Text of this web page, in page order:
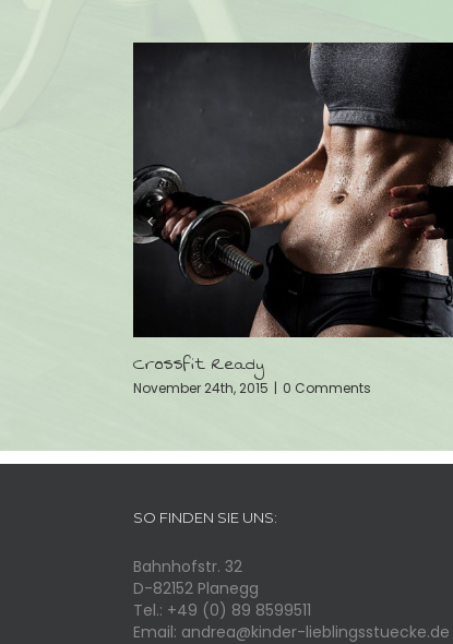
Strength & Conditioning
November 24th, 2015 | 0 Comments
SO FINDEN SIE UNS:
Bahnhofstr. 32
D-82152 Planegg
Tel.: +49 (0) 89 8599511
Email: andrea@kinder-lieblingsstuecke.de